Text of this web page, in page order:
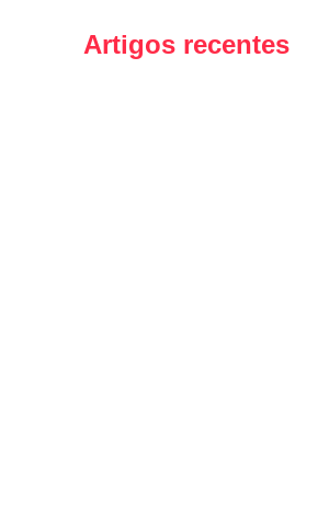
Artigos recentes